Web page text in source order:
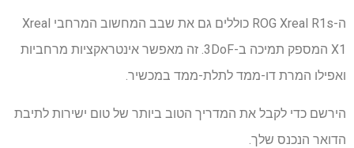
ה-ROG Xreal R1s כוללים גם את שבב המחשוב המרחבי Xreal
X1 המספק תמיכה ב-3DoF. זה מאפשר אינטראקציות מרחביות
ואפילו המרת דו-ממד לתלת-ממד במכשיר.
הירשם כדי לקבל את המדריך הטוב ביותר של טום ישירות לתיבת
הדואר הנכנס שלך.